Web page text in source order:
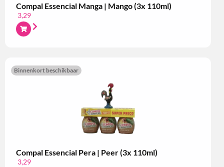
Compal Essencial Manga | Mango (3x 110ml)
3,29
Binnenkort beschikbaar
Compal Essencial Pera | Peer (3x 110ml)
3,29